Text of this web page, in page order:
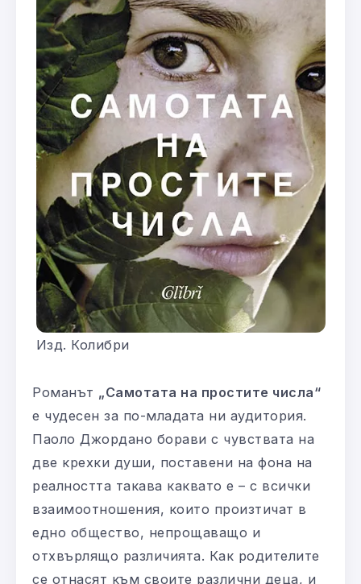
Изд. Колибри
Романът „Самотата на простите числа“
е чудесен за по-младата ни аудитория.
Паоло Джордано борави с чувствата на
две крехки души, поставени на фона на
реалността такава каквато е – с всички
взаимоотношения, които произтичат в
едно общество, непрощаващо и
отхвърлящо различията. Как родителите
се отнасят към своите различни деца, и